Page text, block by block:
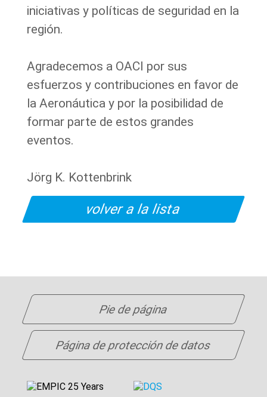
iniciativas y políticas de seguridad en la
región.
Agradecemos a OACI por sus
esfuerzos y contribuciones en favor de
la Aeronáutica y por la posibilidad de
formar parte de estos grandes
eventos.
Jörg K. Kottenbrink
volver a la lista
Pie de página
Página de protección de datos